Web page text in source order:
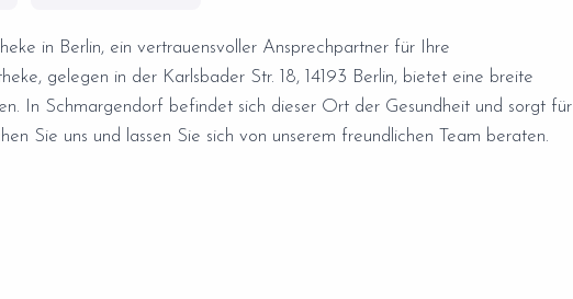
in Berlin, ein vertrauensvoller Ansprechpartner für Ihre
gelegen in der Karlsbader Str. 18, 14193 Berlin, bietet eine breite
In Schmargendorf befindet sich dieser Ort der Gesundheit und sorgt für
Sie uns und lassen Sie sich von unserem freundlichen Team beraten.